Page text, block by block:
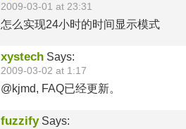
2009-03-01 at 23:31
怎么实现24小时的时间显示模式
xystech Says:
2009-03-02 at 1:17
@kjmd, FAQ已经更新。
fuzzifySays: